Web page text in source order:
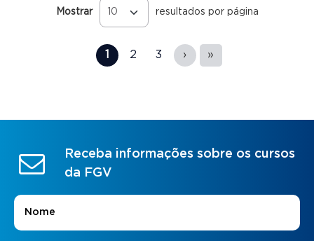
Mostrar resultados por página
1 2 3 › »
Receba informações sobre os cursos
da FGV
Nome